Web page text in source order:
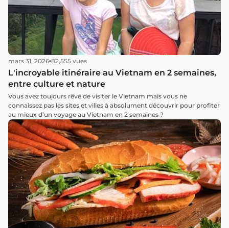
mars 31, 2026 82,555 vues
L'incroyable itinéraire au Vietnam en 2 semaines,
entre culture et nature
Vous avez toujours rêvé de visiter le Vietnam mais vous ne
connaissez pas les sites et villes à absolument découvrir pour profiter
au mieux d’un voyage au Vietnam en 2 semaines ?